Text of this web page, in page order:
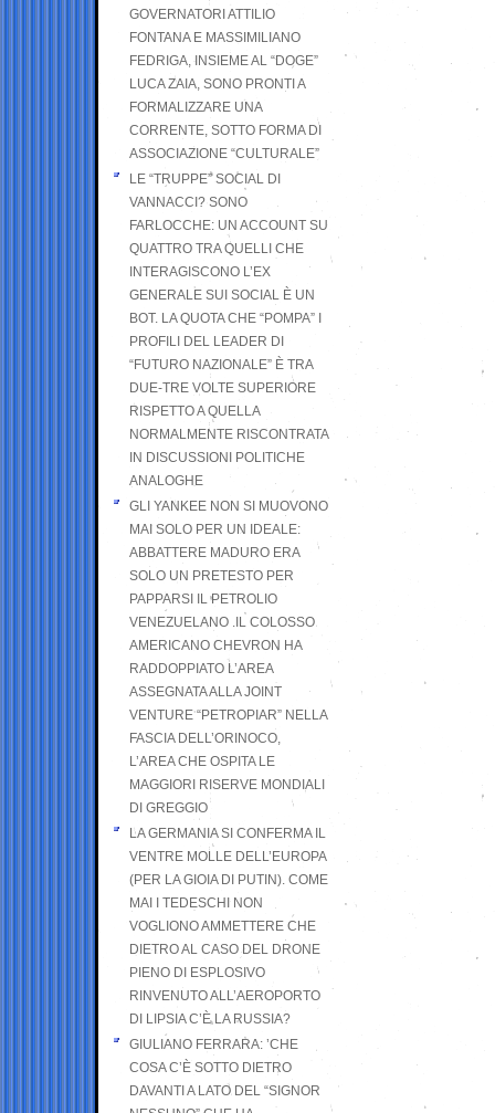
GOVERNATORI ATTILIO
FONTANA E MASSIMILIANO
FEDRIGA, INSIEME AL “DOGE”
LUCA ZAIA, SONO PRONTI A
FORMALIZZARE UNA
CORRENTE, SOTTO FORMA DI
ASSOCIAZIONE “CULTURALE”
LE “TRUPPE” SOCIAL DI
VANNACCI? SONO
FARLOCCHE: UN ACCOUNT SU
QUATTRO TRA QUELLI CHE
INTERAGISCONO L’EX
GENERALE SUI SOCIAL È UN
BOT. LA QUOTA CHE “POMPA” I
PROFILI DEL LEADER DI
“FUTURO NAZIONALE” È TRA
DUE-TRE VOLTE SUPERIORE
RISPETTO A QUELLA
NORMALMENTE RISCONTRATA
IN DISCUSSIONI POLITICHE
ANALOGHE
GLI YANKEE NON SI MUOVONO
MAI SOLO PER UN IDEALE:
ABBATTERE MADURO ERA
SOLO UN PRETESTO PER
PAPPARSI IL PETROLIO
VENEZUELANO .IL COLOSSO
AMERICANO CHEVRON HA
RADDOPPIATO L’AREA
ASSEGNATA ALLA JOINT
VENTURE “PETROPIAR” NELLA
FASCIA DELL’ORINOCO,
L’AREA CHE OSPITA LE
MAGGIORI RISERVE MONDIALI
DI GREGGIO
LA GERMANIA SI CONFERMA IL
VENTRE MOLLE DELL’EUROPA
(PER LA GIOIA DI PUTIN). COME
MAI I TEDESCHI NON
VOGLIONO AMMETTERE CHE
DIETRO AL CASO DEL DRONE
PIENO DI ESPLOSIVO
RINVENUTO ALL’AEROPORTO
DI LIPSIA C’È LA RUSSIA?
GIULIANO FERRARA: ’CHE
COSA C’È SOTTO DIETRO
DAVANTI A LATO DEL “SIGNOR